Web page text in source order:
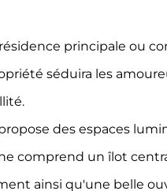
principale ou
séduira les
des espaces
comprend un îlot
ainsi qu'une belle